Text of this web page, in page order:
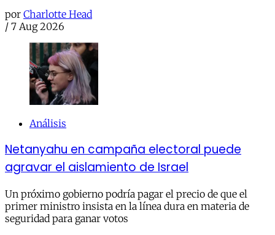
por Charlotte Head
/ 7 Aug 2026
Análisis
Netanyahu en campaña electoral puede
agravar el aislamiento de Israel
Un próximo gobierno podría pagar el precio de que el
primer ministro insista en la línea dura en materia de
seguridad para ganar votos